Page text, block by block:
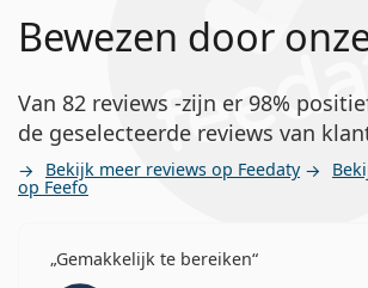
Bewezen door
Van 82 reviews -zijn er 98%
de geselecteerde reviews van
Bekijk meer reviews op Feedaty
op Feefo
Gemakkelijk te bereiken